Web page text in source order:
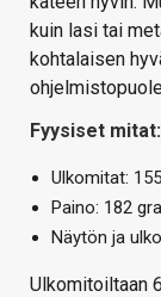
kuin lasi tai
kohtalaisen
Fyysiset mitat:
Ulkomitat:
Paino: 182
Näytön ja
Ulkomitoiltaan